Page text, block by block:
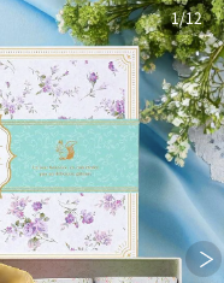
1/12